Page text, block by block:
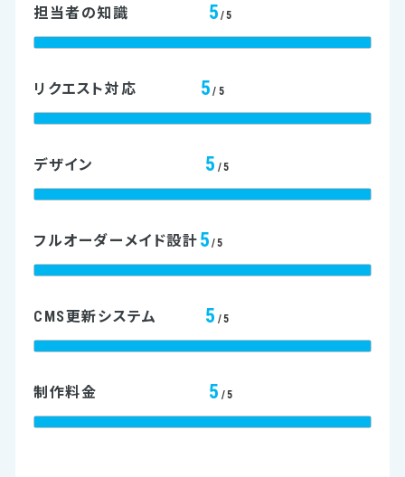
担当者の知識 5 /5
リクエスト対応 5/5
デザイン 5 /5
フルオーダーメイド設計 5 /5
CMS更新システム 5 /5
制作料金 5 /5